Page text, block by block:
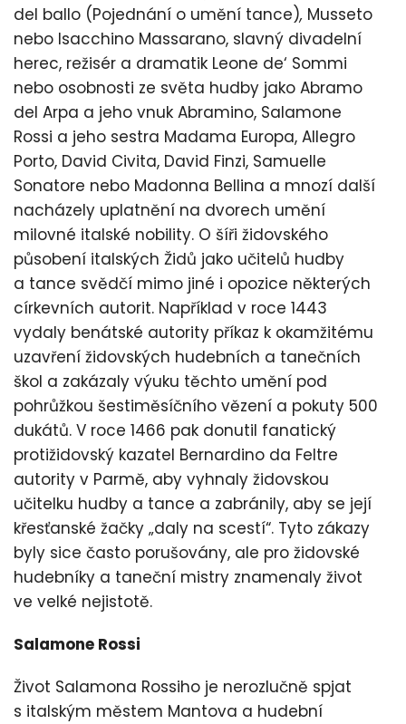
del ballo (Pojednání o umění tance), Musseto
nebo Isacchino Massarano, slavný divadelní
herec, režisér a dramatik Leone de‘ Sommi
nebo osobnosti ze světa hudby jako Abramo
del Arpa a jeho vnuk Abramino, Salamone
Rossi a jeho sestra Madama Europa, Allegro
Porto, David Civita, David Finzi, Samuelle
Sonatore nebo Madonna Bellina a mnozí další
nacházely uplatnění na dvorech umění
milovné italské nobility. O šíři židovského
působení italských Židů jako učitelů hudby
a tance svědčí mimo jiné i opozice některých
církevních autorit. Například v roce 1443
vydaly benátské autority příkaz k okamžitému
uzavření židovských hudebních a tanečních
škol a zakázaly výuku těchto umění pod
pohrůžkou šestiměsíčního vězení a pokuty 500
dukátů. V roce 1466 pak donutil fanatický
protižidovský kazatel Bernardino da Feltre
autority v Parmě, aby vyhnaly židovskou
učitelku hudby a tance a zabránily, aby se její
křesťanské žačky „daly na scestí“. Tyto zákazy
byly sice často porušovány, ale pro židovské
hudebníky a taneční mistry znamenaly život
ve velké nejistotě.
Salamone Rossi
Život Salamona Rossiho je nerozlučně spjat
s italským městem Mantova a hudební